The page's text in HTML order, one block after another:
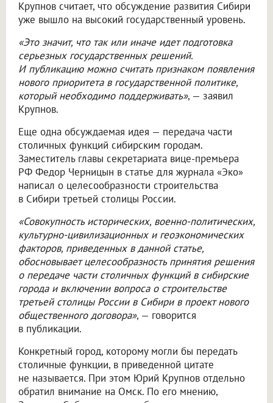
Крупнов считает, что обсуждение развития Сибири
уже вышло на высокий государственный уровень.
«Это значит, что так или иначе идет подготовка
серьезных государственных решений.
И публикацию можно считать признаком появления
нового приоритета в государственной политике,
который необходимо поддерживать», — заявил
Крупнов.
Еще одна обсуждаемая идея — передача части
столичных функций сибирским городам.
Заместитель главы секретариата вице-премьера
РФ Федор Черницын в статье для журнала «Эко»
написал о целесообразности строительства
в Сибири третьей столицы России.
«Совокупность исторических, военно-политических,
культурно-цивилизационных и геоэкономических
факторов, приведенных в данной статье,
обосновывает целесообразность принятия решения
о передаче части столичных функций в сибирские
города и включении вопроса о строительстве
третьей столицы России в Сибири в проект нового
общественного договора», — говорится
в публикации.
Конкретный город, которому могли бы передать
столичные функции, в приведенной цитате
не называется. При этом Юрий Крупнов отдельно
обратил внимание на Омск. По его мнению,